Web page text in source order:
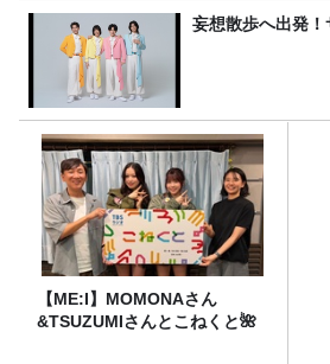
妄想散歩へ出発
【ME:I】MOMONAさん
&TSUZUMIさんとこねくと🌺